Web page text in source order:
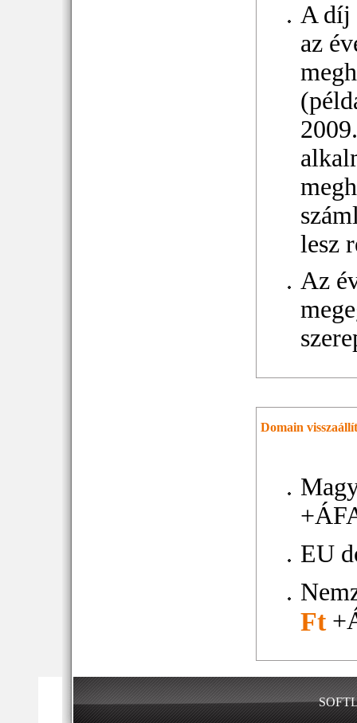
A díj
az
lesz
Az
Domain
EU
Ft